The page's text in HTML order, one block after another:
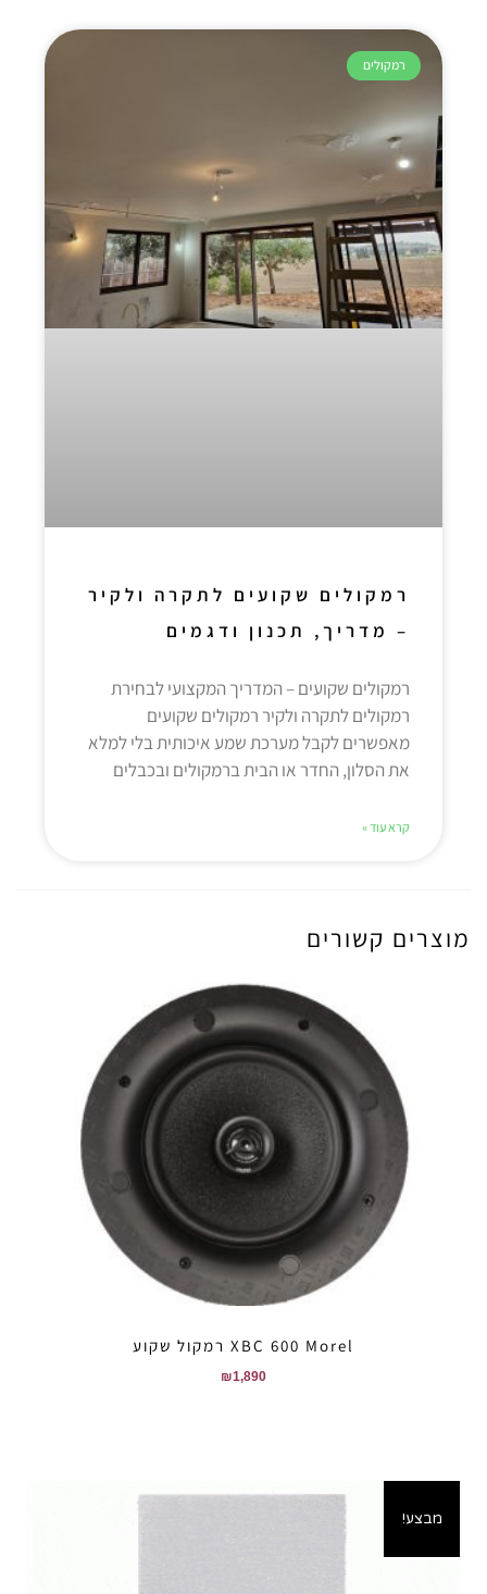
רמקולים
רמקולים שקועים לתקרה ולקיר
– מדריך, תכנון ודגמים
רמקולים שקועים – המדריך המקצועי לבחירת
רמקולים לתקרה ולקיר רמקולים שקועים
מאפשרים לקבל מערכת שמע איכותית בלי למלא
את הסלון, החדר או הבית ברמקולים ובכבלים
קרא עוד »
מוצרים קשורים
XBC 600 Morel רמקול שקוע
₪1,890
מבצע!